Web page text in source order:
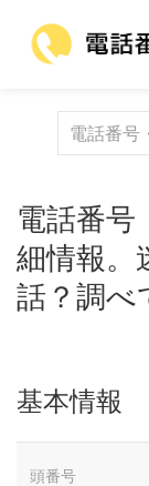
電話番
細情報。
話？調べ
基本情報
頭番号